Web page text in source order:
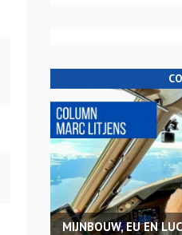
MIJNBOUW, EU EN